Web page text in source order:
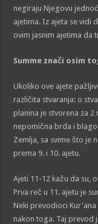
negiraju Njegovu
ajetima. Iz ajeta se vidi
ovim jasnim ajetima da
Summe znači osim
Ukoliko ove ajete
različita stvaranja: o
planina je stvorena za
nepomična brda i
Zemlja, sa svime što je
prema 9. i 10. ajetu.
Ajeti 11-12 kažu da su,
Prva reč u 11. ajetu je
Neki prevodioci
nakon toga. Taj prevod